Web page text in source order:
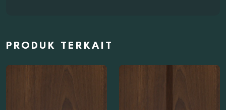
PRODUK TERKAIT